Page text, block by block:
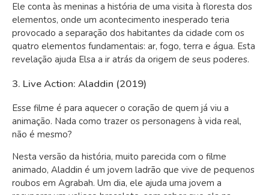
Ele conta às meninas a história de uma visita à floresta dos
elementos, onde um acontecimento inesperado teria
provocado a separação dos habitantes da cidade com os
quatro elementos fundamentais: ar, fogo, terra e água. Esta
revelação ajuda Elsa a ir atrás da origem de seus poderes.
3. Live Action: Aladdin (2019)
Esse filme é para aquecer o coração de quem já viu a
animação. Nada como trazer os personagens à vida real,
não é mesmo?
Nesta versão da história, muito parecida com o filme
animado, Aladdin é um jovem ladrão que vive de pequenos
roubos em Agrabah. Um dia, ele ajuda uma jovem a